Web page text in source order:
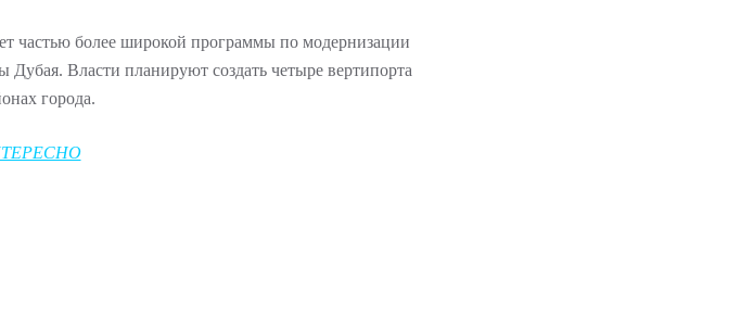
частью более широкой программы по модернизации
Дубая. Власти планируют создать четыре вертипорта
города.